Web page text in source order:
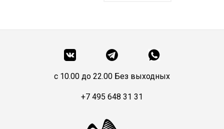
c 10.00 до 22.00 Без выходных
+7 495 648 31 31